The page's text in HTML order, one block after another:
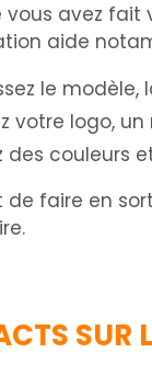
vous avez
aide
le modèle,
votre logo,
des couleurs
de faire en
SUR